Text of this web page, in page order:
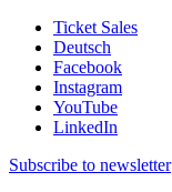
Ticket Sales
Deutsch
Facebook
Instagram
YouTube
LinkedIn
Subscribe to newsletter